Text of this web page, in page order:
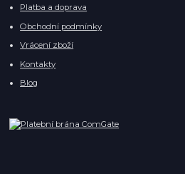
Platba a doprava
Obchodní podmínky
Vrácení zboží
Kontakty
Blog